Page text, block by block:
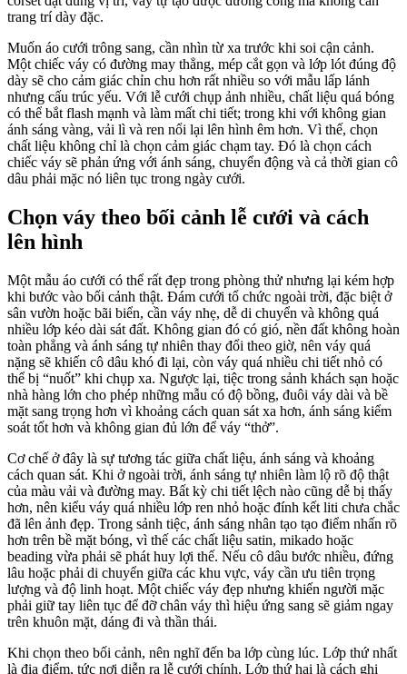
trang trí dày đặc.
Muốn áo cưới trông sang, cần nhìn từ xa trước khi soi cận cảnh.
Một chiếc váy có đường may thẳng, mép cắt gọn và lớp lót đúng độ
dày sẽ cho cảm giác chỉn chu hơn rất nhiều so với mẫu lấp lánh
nhưng cấu trúc yếu. Với lễ cưới chụp ảnh nhiều, chất liệu quá bóng
có thể bắt flash mạnh và làm mất chi tiết; trong khi với không gian
ánh sáng vàng, vải lì và ren nổi lại lên hình êm hơn. Vì thế, chọn
chất liệu không chỉ là chọn cảm giác chạm tay. Đó là chọn cách
chiếc váy sẽ phản ứng với ánh sáng, chuyển động và cả thời gian cô
dâu phải mặc nó liên tục trong ngày cưới.
Chọn váy theo bối cảnh lễ cưới và cách
lên hình
Một mẫu áo cưới có thể rất đẹp trong phòng thử nhưng lại kém hợp
khi bước vào bối cảnh thật. Đám cưới tổ chức ngoài trời, đặc biệt ở
sân vườn hoặc bãi biển, cần váy nhẹ, dễ di chuyển và không quá
nhiều lớp kéo dài sát đất. Không gian đó có gió, nền đất không hoàn
toàn phẳng và ánh sáng tự nhiên thay đổi theo giờ, nên váy quá
nặng sẽ khiến cô dâu khó đi lại, còn váy quá nhiều chi tiết nhỏ có
thể bị “nuốt” khi chụp xa. Ngược lại, tiệc trong sảnh khách sạn hoặc
nhà hàng lớn cho phép những mẫu có độ bồng, đuôi váy dài và bề
mặt sang trọng hơn vì khoảng cách quan sát xa hơn, ánh sáng kiểm
soát tốt hơn và không gian đủ lớn để váy “thở”.
Cơ chế ở đây là sự tương tác giữa chất liệu, ánh sáng và khoảng
cách quan sát. Khi ở ngoài trời, ánh sáng tự nhiên làm lộ rõ độ thật
của màu vải và đường may. Bất kỳ chi tiết lệch nào cũng dễ bị thấy
hơn, nên kiểu váy quá nhiều lớp ren nhỏ hoặc đính kết liti chưa chắc
đã lên ảnh đẹp. Trong sảnh tiệc, ánh sáng nhân tạo tạo điểm nhấn rõ
hơn trên bề mặt bóng, vì thế các chất liệu satin, mikado hoặc
beading vừa phải sẽ phát huy lợi thế. Nếu cô dâu bước nhiều, đứng
lâu hoặc phải di chuyển giữa các khu vực, váy cần ưu tiên trọng
lượng và độ linh hoạt. Một chiếc váy đẹp nhưng khiến người mặc
phải giữ tay liên tục để đỡ chân váy thì hiệu ứng sang sẽ giảm ngay
trên khuôn mặt, dáng đi và thần thái.
Khi chọn theo bối cảnh, nên nghĩ đến ba lớp cùng lúc. Lớp thứ nhất
là địa điểm, tức nơi diễn ra lễ cưới chính. Lớp thứ hai là cách ghi